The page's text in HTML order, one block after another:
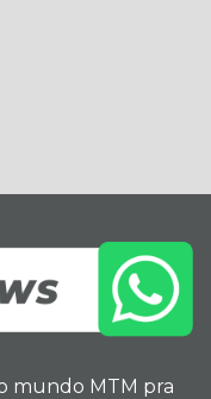
mundo MTM pra